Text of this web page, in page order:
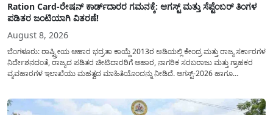
Ration Card-ರೇಷನ್ ಕಾರ್ಡ್‍ದಾರರ ಗಮನಕ್ಕೆ: ಆಗಸ್ಟ್ ಮತ್ತು ಸೆಪ್ಟೆಂಬರ್ ತಿಂಗಳ
ಪಡಿತರ ಜಂಟಿಯಾಗಿ ವಿತರಣೆ!
August 8, 2026
ಬೆಂಗಳೂರು: ರಾಷ್ಟ್ರೀಯ ಆಹಾರ ಭದ್ರತಾ ಕಾಯ್ದೆ 2013ರ ಅಡಿಯಲ್ಲಿ ಕೇಂದ್ರ ಮತ್ತು ರಾಜ್ಯ ಸರ್ಕಾರಗಳ
ನಿರ್ದೇಶನದಂತೆ, ರಾಜ್ಯದ ಪಡಿತರ ಚೀಟಿದಾರರಿಗೆ ಆಹಾರ, ನಾಗರಿಕ ಸರಬರಾಜು ಮತ್ತು ಗ್ರಾಹಕರ
ವ್ಯವಹಾರಗಳ ಇಲಾಖೆಯು ಮಹತ್ವದ ಮಾಹಿತಿಯೊಂದನ್ನು ನೀಡಿದೆ. ಆಗಸ್ಟ್-2026 ಹಾಗೂ